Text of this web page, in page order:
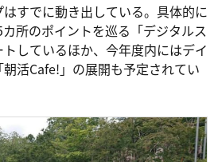
すでに動き出している。具体的に
所のポイントを巡る「デジタルス
しているほか、今年度内にはデイ
活Cafe!」の展開も予定されてい